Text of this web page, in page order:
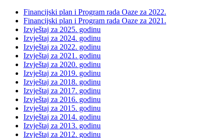
Financijski plan i Program rada Oaze za 2022.
Financijski plan i Program rada Oaze za 2021.
Izvještaj za 2025. godinu
Izvještaj za 2024. godinu
Izvještaj za 2022. godinu
Izvještaj za 2021. godinu
Izvještaj za 2020. godinu
Izvještaj za 2019. godinu
Izvještaj za 2018. godinu
Izvještaj za 2017. godinu
Izvještaj za 2016. godinu
Izvještaj za 2015. godinu
Izvještaj za 2014. godinu
Izvještaj za 2013. godinu
Izvještaj za 2012. godinu